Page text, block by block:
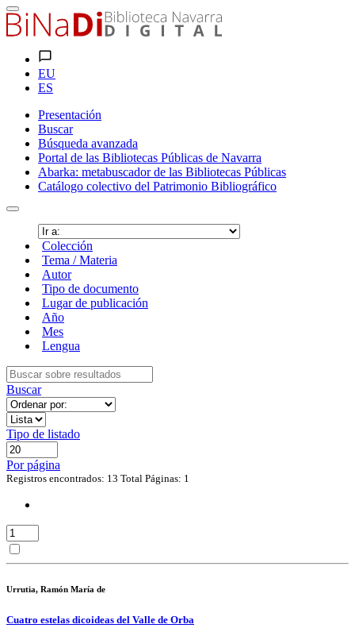
EU
ES
Presentación
Buscar
Búsqueda avanzada
Portal de las Bibliotecas Públicas de Navarra
Abarka: metabuscador de las Bibliotecas Públicas
Catálogo colectivo del Patrimonio Bibliográfico
Colección
Tema / Materia
Autor
Tipo de documento
Lugar de publicación
Año
Mes
Lengua
Buscar
Tipo de listado
Por página
Registros encontrados: 13 Total Páginas: 1
Urrutia, Ramón María de
Cuatro estelas dicoideas del Valle de Orba